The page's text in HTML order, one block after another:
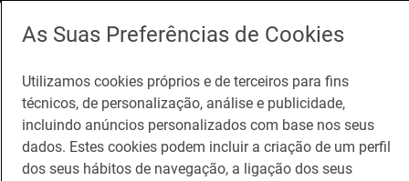
Comer
Viajar
Contacto
Sala de imprensa
Canal de ética e conformidade
As Suas Preferências de Cookies
Utilizamos cookies próprios e de terceiros para fins
técnicos, de personalização, análise e publicidade,
incluindo anúncios personalizados com base nos seus
dados. Estes cookies podem incluir a criação de um perfil
dos seus hábitos de navegação, a ligação dos seus